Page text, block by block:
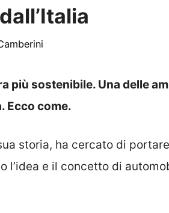
più sostenibile. Una delle
Ecco come.
storia, ha cercato di
l’idea e il concetto di